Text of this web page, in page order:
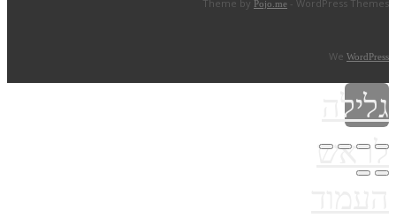
Theme by Pojo.me - WordPress Themes
We WordPress
גלילה
לראש